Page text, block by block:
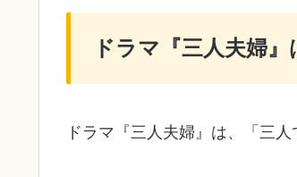
ドラマ『三人夫婦
ドラマ『三人夫婦』は、「三